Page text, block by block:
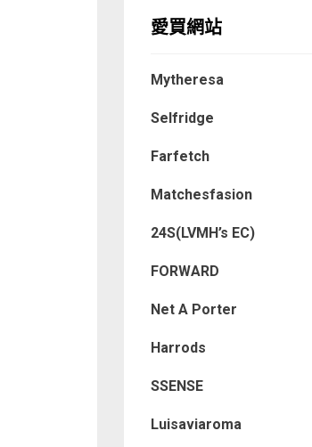
愛買網站
Mytheresa
Selfridge
Farfetch
Matchesfasion
24S(LVMH’s EC)
FORWARD
Net A Porter
Harrods
SSENSE
Luisaviaroma